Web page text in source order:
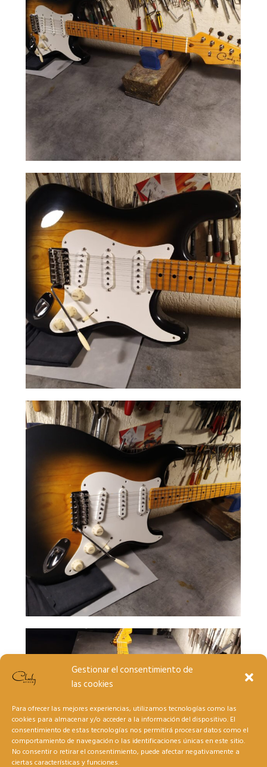
Gestionar el consentimiento de
las cookies
Para ofrecer las mejores experiencias, utilizamos tecnologías como las
cookies para almacenar y/o acceder a la información del dispositivo. El
consentimiento de estas tecnologías nos permitirá procesar datos como el
comportamiento de navegación o las identificaciones únicas en este sitio.
No consentir o retirar el consentimiento, puede afectar negativamente a
ciertas características y funciones.